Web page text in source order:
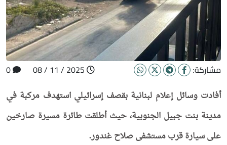
مشاركة:
أفادت وسائل إعلام لبنانية بقصف إسرائيلي استهدف مركبة في
مدينة بنت جبيل الجنوبية، حيث أطلقت طائرة مسيرة صارخين
على سيارة قرب مستشفى صلاح غندور.